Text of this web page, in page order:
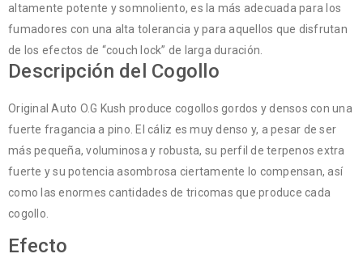
altamente potente y somnoliento, es la más adecuada para los
fumadores con una alta tolerancia y para aquellos que disfrutan
de los efectos de “couch lock” de larga duración.
Descripción del Cogollo
Original Auto O.G Kush produce cogollos gordos y densos con una
fuerte fragancia a pino. El cáliz es muy denso y, a pesar de ser
más pequeña, voluminosa y robusta, su perfil de terpenos extra
fuerte y su potencia asombrosa ciertamente lo compensan, así
como las enormes cantidades de tricomas que produce cada
cogollo.
Efecto